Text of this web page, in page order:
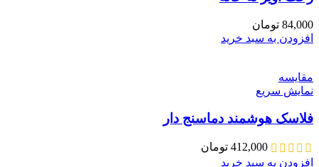
84,000 تومان
افزودن به سبد خرید
مقايسه
نمایش سریع
فلاسک هوشمند دماسنج دار
412,000 تومان
افزودن به سبد خرید